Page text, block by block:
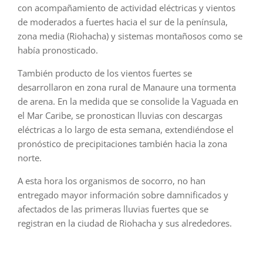
con acompañamiento de actividad eléctricas y vientos
de moderados a fuertes hacia el sur de la península,
zona media (Riohacha) y sistemas montañosos como se
había pronosticado.
También producto de los vientos fuertes se
desarrollaron en zona rural de Manaure una tormenta
de arena. En la medida que se consolide la Vaguada en
el Mar Caribe, se pronostican lluvias con descargas
eléctricas a lo largo de esta semana, extendiéndose el
pronóstico de precipitaciones también hacia la zona
norte.
A esta hora los organismos de socorro, no han
entregado mayor información sobre damnificados y
afectados de las primeras lluvias fuertes que se
registran en la ciudad de Riohacha y sus alrededores.